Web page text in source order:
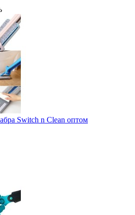
Switch n Clean оптом